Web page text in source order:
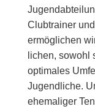
Clubtrainer
ermöglichen
lichen, sowohl
optimales
Jugendliche.
ehemaliger